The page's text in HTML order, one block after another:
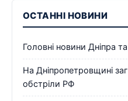
ОСТАННІ НОВИНИ
Головні новини Дніпра
На Дніпропетровщині
обстріли РФ